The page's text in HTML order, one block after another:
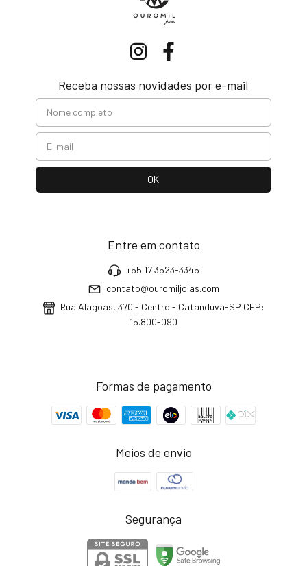
Receba nossas novidades por e-mail
Entre em contato
+55 17 3523-3345
contato@ouromiljoias.com
Rua Alagoas, 370 - Centro - Catanduva-SP CEP:
15.800-090
Formas de pagamento
Meios de envio
Segurança